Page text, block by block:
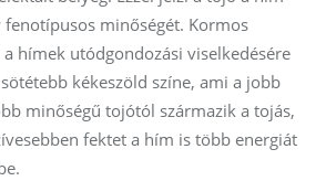
fenotípusos minőségét. Kormos
hímek utódgondozási viselkedésére
kékeszöld színe, ami a jobb
minőségű tojótól származik a tojás,
fektet a hím is több energiát